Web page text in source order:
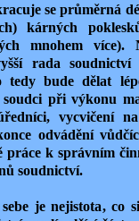
se průměrná
kárných
mnohem více).
rada soudnictví
tedy bude dělat
soudci při výkonu
vycvičení
odvádění
k správním
soudnictví.
je nejistota, co